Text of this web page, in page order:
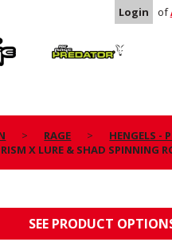
Login of
Predator
RAGE
HENGELS -
X LURE & SHAD SPINNING
SEE PRODUCT